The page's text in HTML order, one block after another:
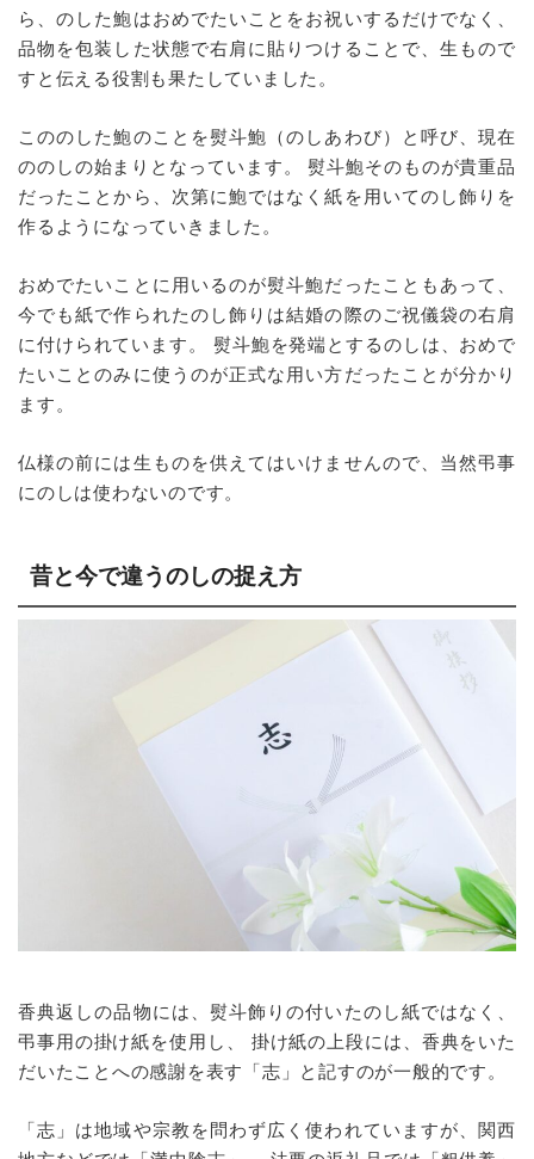
ら、のした鮑はおめでたいことをお祝いするだけでなく、
品物を包装した状態で右肩に貼りつけることで、生もので
すと伝える役割も果たしていました。
こののした鮑のことを熨斗鮑（のしあわび）と呼び、現在
ののしの始まりとなっています。 熨斗鮑そのものが貴重品
だったことから、次第に鮑ではなく紙を用いてのし飾りを
作るようになっていきました。
おめでたいことに用いるのが熨斗鮑だったこともあって、
今でも紙で作られたのし飾りは結婚の際のご祝儀袋の右肩
に付けられています。 熨斗鮑を発端とするのしは、おめで
たいことのみに使うのが正式な用い方だったことが分かり
ます。
仏様の前には生ものを供えてはいけませんので、当然弔事
にのしは使わないのです。
昔と今で違うのしの捉え方
香典返しの品物には、熨斗飾りの付いたのし紙ではなく、
弔事用の掛け紙を使用し、 掛け紙の上段には、香典をいた
だいたことへの感謝を表す「志」と記すのが一般的です。
「志」は地域や宗教を問わず広く使われていますが、関西